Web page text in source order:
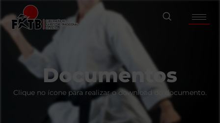
Documentos
Clique no ícone para realizar o download do documento.